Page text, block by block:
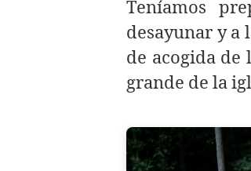
Teníamos
desayunar y a
de acogida de
grande de la